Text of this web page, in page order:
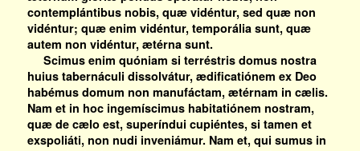
contemplántibus nobis, quæ vidéntur, sed quæ non
vidéntur; quæ enim vidéntur, temporália sunt, quæ
autem non vidéntur, ætérna sunt.
Scimus enim quóniam si terréstris domus nostra
huius tabernáculi dissolvátur, ædificatiónem ex Deo
habémus domum non manufáctam, ætérnam in cælis.
Nam et in hoc ingemíscimus habitatiónem nostram,
quæ de cælo est, superíndui cupiéntes, si tamen et
exspoliáti, non nudi inveniámur. Nam et, qui sumus in